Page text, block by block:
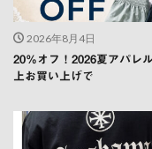
2026年8月4日
20％オフ！2026夏アパレ
上お買い上げで